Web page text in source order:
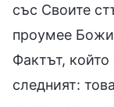
със Своите
проумее
Фактът,
следният: